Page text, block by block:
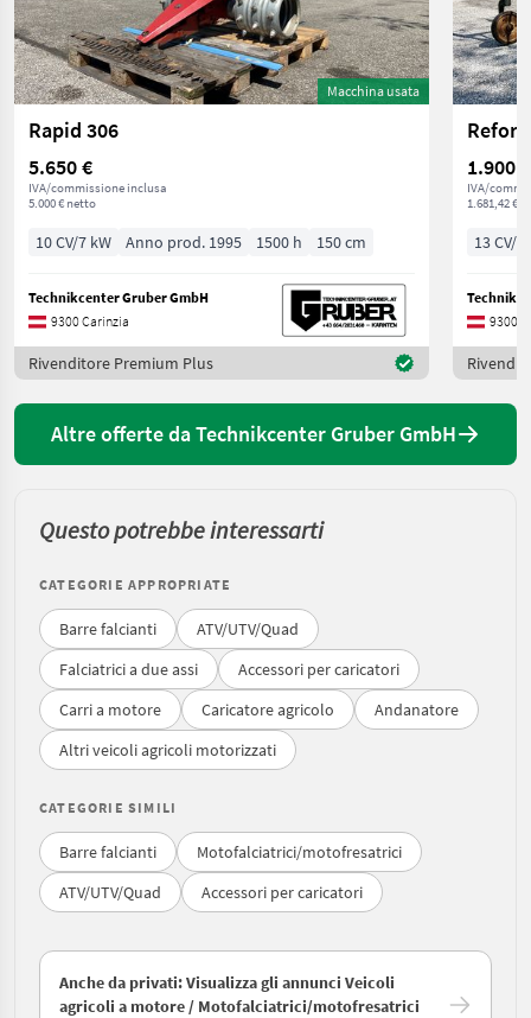
Macchina usata
Rapid 306
5.650 €
IVA/commissione inclusa
5.000 € netto
10 CV/7 kW Anno prod. 1995 1500 h 150 cm
Technikcenter Gruber GmbH
9300 Carinzia
Rivenditore Premium Plus
1.900 €
IVA/
1.681,42 €
13 CV/
9300
Altre offerte da Technikcenter Gruber GmbH
Questo potrebbe interessarti
CATEGORIE APPROPRIATE
Barre falcianti
ATV/UTV/Quad
Falciatrici a due assi
Accessori per caricatori
Carri a motore
Caricatore agricolo
Andanatore
Altri veicoli agricoli motorizzati
CATEGORIE SIMILI
Barre falcianti
Motofalciatrici/motofresatrici
ATV/UTV/Quad
Accessori per caricatori
Anche da privati: Visualizza gli annunci Veicoli
agricoli a motore / Motofalciatrici/motofresatrici